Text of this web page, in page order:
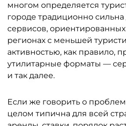
многом определяется
городе традиционно
сервисов, ориентированных
регионах с меньшей
активностью, как правило,
утилитарные форматы —
и так далее.
Если же говорить о
целом типична для всей